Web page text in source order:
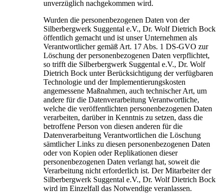
unverzüglich nachgekommen wird.
Wurden die personenbezogenen Daten von der
Silberbergwerk Suggental e.V., Dr. Wolf Dietrich Bock
öffentlich gemacht und ist unser Unternehmen als
Verantwortlicher gemäß Art. 17 Abs. 1 DS-GVO zur
Löschung der personenbezogenen Daten verpflichtet,
so trifft die Silberbergwerk Suggental e.V., Dr. Wolf
Dietrich Bock unter Berücksichtigung der verfügbaren
Technologie und der Implementierungskosten
angemessene Maßnahmen, auch technischer Art, um
andere für die Datenverarbeitung Verantwortliche,
welche die veröffentlichten personenbezogenen Daten
verarbeiten, darüber in Kenntnis zu setzen, dass die
betroffene Person von diesen anderen für die
Datenverarbeitung Verantwortlichen die Löschung
sämtlicher Links zu diesen personenbezogenen Daten
oder von Kopien oder Replikationen dieser
personenbezogenen Daten verlangt hat, soweit die
Verarbeitung nicht erforderlich ist. Der Mitarbeiter der
Silberbergwerk Suggental e.V., Dr. Wolf Dietrich Bock
wird im Einzelfall das Notwendige veranlassen.